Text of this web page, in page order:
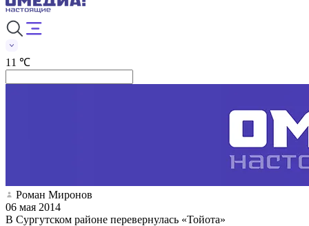
11 ℃
Роман Миронов
06 мая 2014
В Сургутском районе перевернулась «Тойота»